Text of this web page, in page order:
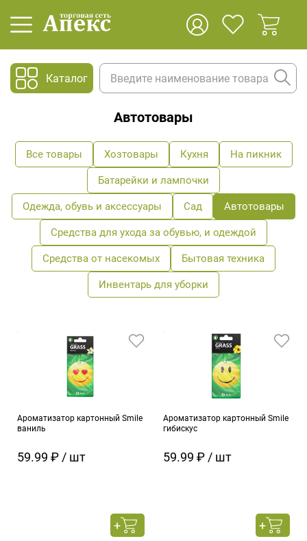
Каталог
Автотовары
Все товары Хозтовары Кухня На пикник
Батарейки и лампочки
Одежда, обувь и аксессуары Сад Автотовары
Средства для ухода за обувью, и одеждой
Средства от насекомых Бытовая техника
Инвентарь для уборки
Ароматизатор картонный Smile
ваниль
59.99 ₽ / шт
Ароматизатор картонный Smile
гибискус
59.99 ₽ / шт